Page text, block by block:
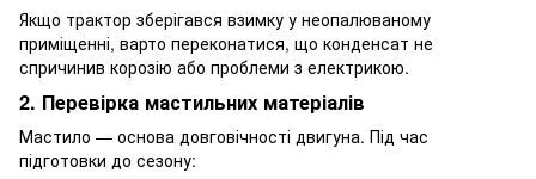
Якщо трактор зберігався взимку у неопалюваному
приміщенні, варто переконатися, що конденсат не
спричинив корозію або проблеми з електрикою.
2. Перевірка мастильних матеріалів
Мастило — основа довговічності двигуна. Під час
підготовки до сезону: